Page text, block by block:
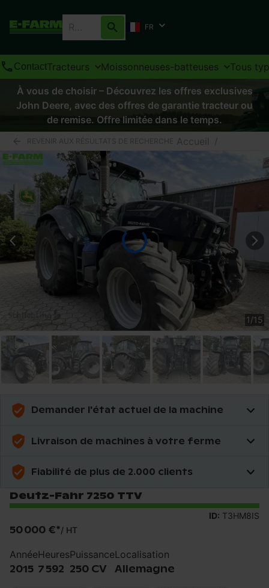
FR
ContactTracteurs Moissonneuses-batteuses
Tous
À vous de choisir – Découvrez les offres exclusives
John Deere, avec des offres de garantie tracteur ou
de remise. Offre limitée dans le temps.
Accueil /
1/15
Demander l'état actuel de la machine
Livraison de machines à votre ferme
Fiabilité de plus de 2.000 clients
Deutz-Fahr 7250 TTV
ID: T3HM8IS
50 000 €*/ HT
Année
2015
Heures
7 592
Puissance
250 CV
Localisation
Allemagne